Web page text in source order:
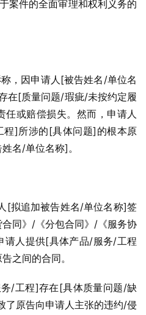
案件的全面审理和权利义务的
，因申请人[被告姓名/单位名
在[质量问题/瑕疵/未按约定履
任或赔偿损失。然而，申请人
]所涉的[具体问题]的根本原
名/单位名称]。
[拟追加被告姓名/单位名称]签
同》/《分包合同》/《服务协
请人提供[具体产品/服务/工程
之间的合同。
/工程]存在[具体质量问题/缺
了原告向申请人主张的违约/侵